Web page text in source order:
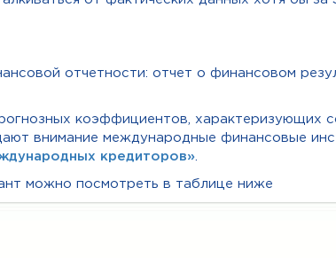
отчетности: отчет о финансовом
коэффициентов, характеризующих
внимание международные финансовые
кредиторов»
можно посмотреть в таблице ниже